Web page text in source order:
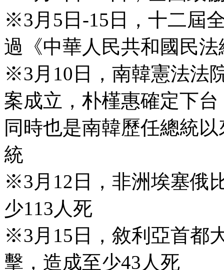
※3月5日-15日，十二屆
過《中華人民共和國民法
※3月10日，南韓憲法法
案成立，朴槿惠確定下
同時也是南韓歷任總統
統
※3月12日，非洲埃塞俄
少113人死
※3月15日，敘利亞首都
擊，造成至少43人死